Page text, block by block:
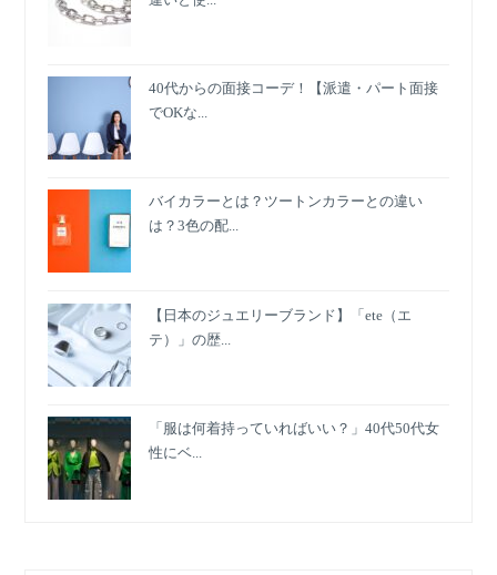
40代からの面接コーデ！【派遣・パート面接
でOKな...
バイカラーとは？ツートンカラーとの違い
は？3色の配...
【日本のジュエリーブランド】「ete（エ
テ）」の歴...
「服は何着持っていればいい？」40代50代女
性にベ...